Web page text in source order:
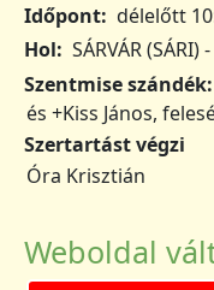
Időpont délelőtt
Hol
SÁRVÁR
Szentmise szándék
és +Kiss János,
Szertartást végzi
Óra Krisztián
Weboldal